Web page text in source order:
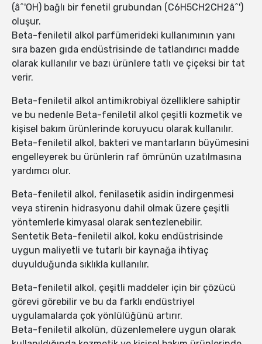
(âˆ'OH) bağlı bir fenetil grubundan (C6H5CH2CH2âˆ')
oluşur.
Beta-feniletil alkol parfümerideki kullanımının yanı
sıra bazen gıda endüstrisinde de tatlandırıcı madde
olarak kullanılır ve bazı ürünlere tatlı ve çiçeksi bir tat
verir.
Beta-feniletil alkol antimikrobiyal özelliklere sahiptir
ve bu nedenle Beta-feniletil alkol çeşitli kozmetik ve
kişisel bakım ürünlerinde koruyucu olarak kullanılır.
Beta-feniletil alkol, bakteri ve mantarların büyümesini
engelleyerek bu ürünlerin raf ömrünün uzatılmasına
yardımcı olur.
Beta-feniletil alkol, fenilasetik asidin indirgenmesi
veya stirenin hidrasyonu dahil olmak üzere çeşitli
yöntemlerle kimyasal olarak sentezlenebilir.
Sentetik Beta-feniletil alkol, koku endüstrisinde
uygun maliyetli ve tutarlı bir kaynağa ihtiyaç
duyulduğunda sıklıkla kullanılır.
Beta-feniletil alkol, çeşitli maddeler için bir çözücü
görevi görebilir ve bu da farklı endüstriyel
uygulamalarda çok yönlülüğünü artırır.
Beta-feniletil alkolün, düzenlemelere uygun olarak